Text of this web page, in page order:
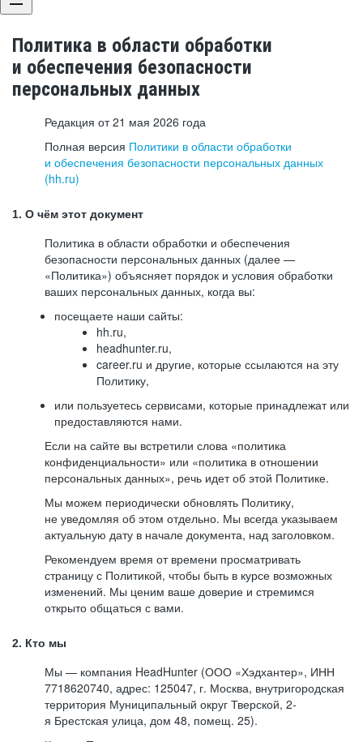
Политика в области обработки
и обеспечения безопасности
персональных данных
Редакция от 21 мая 2026 года
Полная версия Политики в области обработки
и обеспечения безопасности персональных данных
(hh.ru)
1. О чём этот документ
Политика в области обработки и обеспечения
безопасности персональных данных (далее —
«Политика») объясняет порядок и условия обработки
ваших персональных данных, когда вы:
посещаете наши сайты:
hh.ru,
headhunter.ru,
career.ru и другие, которые ссылаются на эту
Политику,
или пользуетесь сервисами, которые принадлежат или
предоставляются нами.
Если на сайте вы встретили слова «политика
конфиденциальности» или «политика в отношении
персональных данных», речь идет об этой Политике.
Мы можем периодически обновлять Политику,
не уведомляя об этом отдельно. Мы всегда указываем
актуальную дату в начале документа, над заголовком.
Рекомендуем время от времени просматривать
страницу с Политикой, чтобы быть в курсе возможных
изменений. Мы ценим ваше доверие и стремимся
открыто общаться с вами.
2. Кто мы
Мы — компания HeadHunter (ООО «Хэдхантер», ИНН
7718620740, адрес: 125047, г. Москва, внутригородская
территория Муниципальный округ Тверской, 2-
я Брестская улица, дом 48, помещ. 25).